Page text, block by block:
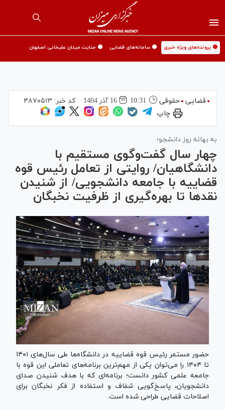
🟡 پرونده‌های ویژه خبری 🟡 سامانه‌های قضایی 🟡 جنایت میدان علیخانی اصفهان
قضایی حقوقی 10:31 16 آذر 1404 کد خبر: ۴۸۷۰۵۱۳
چاپ
به بهانه روز دانشجو؛
چهار سال گفت‌وگوی مستقیم با
دانشگاهیان/ روایتی از تعامل رئیس قوه
قضاییه با جامعه دانشجویی/ از شنیدن
نقد‌ها تا بهره‌گیری از ظرفیت نخبگان
حضور مستمر رئیس قوه قضاییه در دانشگاه‌ها طی سال‌های ۱۴۰۱
تا ۱۴۰۴ را می‌توان یکی از مهم‌ترین برنامه‌های تعاملی این قوه با
جامعه علمی کشور دانست؛ برنامه‌ای که با هدف شنیدن صدای
دانشجویان، پاسخ‌گویی شفاف و استفاده از فکر نخبگان برای
اصلاحات قضایی طراحی شده است.